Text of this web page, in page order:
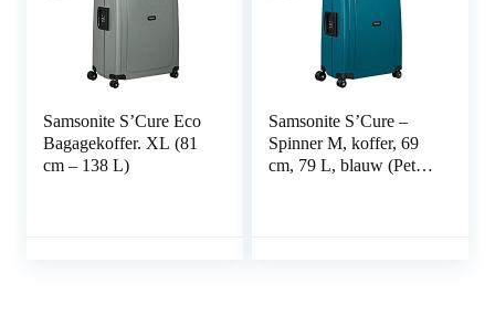
Samsonite S’Cure Eco
Bagagekoffer. XL (81
cm – 138 L)
Samsonite S’Cure –
Spinner M, koffer, 69
cm, 79 L, blauw (Petrol